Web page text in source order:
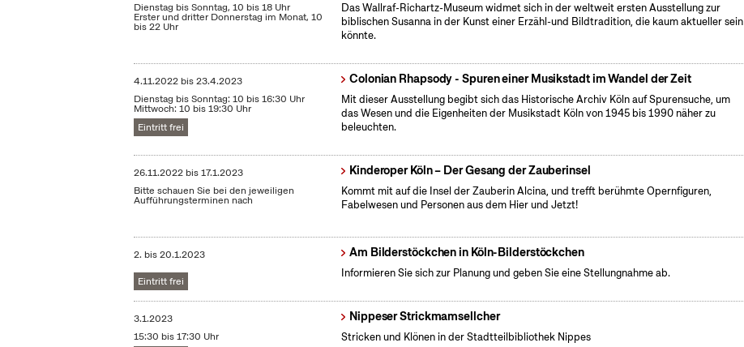
Dienstag bis Sonntag, 10 bis 18 Uhr
Erster und dritter Donnerstag im Monat, 10
bis 22 Uhr
Das Wallraf-Richartz-Museum widmet sich in der weltweit ersten Ausstellung zur
biblischen Susanna in der Kunst einer Erzähl-und Bildtradition, die kaum aktueller sein
könnte.
4.11.2022 bis23.4.2023
Dienstag bis Sonntag: 10 bis 16:30 Uhr
Mittwoch: 10 bis 19:30 Uhr
Eintritt frei
Colonian Rhapsody - Spuren einer Musikstadt im Wandel der Zeit
Mit dieser Ausstellung begibt sich das Historische Archiv Köln auf Spurensuche, um
das Wesen und die Eigenheiten der Musikstadt Köln von 1945 bis 1990 näher zu
beleuchten.
26.11.2022 bis17.1.2023
Bitte schauen Sie bei den jeweiligen
Aufführungsterminen nach
Kinderoper Köln – Der Gesang der Zauberinsel
Kommt mit auf die Insel der Zauberin Alcina, und trefft berühmte Opernfiguren,
Fabelwesen und Personen aus dem Hier und Jetzt!
2. bis20.1.2023
Eintritt frei
Am Bilderstöckchen in Köln-Bilderstöckchen
Informieren Sie sich zur Planung und geben Sie eine Stellungnahme ab.
3.1.2023
15:30 bis 17:30 Uhr
Nippeser Strickmamsellcher
Stricken und Klönen in der Stadtteilbibliothek Nippes